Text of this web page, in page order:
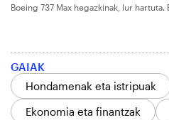
Boeing 737 Max hegazkinak, lur hartuta.
GAIAK
Hondamenak eta istripuak
Ekonomia eta finantzak